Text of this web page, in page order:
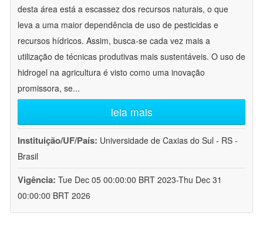
desta área está a escassez dos recursos naturais, o que
leva a uma maior dependência de uso de pesticidas e
recursos hídricos. Assim, busca-se cada vez mais a
utilização de técnicas produtivas mais sustentáveis. O uso de
hidrogel na agricultura é visto como uma inovação
promissora, se...
leia mais
Instituição/UF/País: Universidade de Caxias do Sul - RS -
Brasil
Vigência: Tue Dec 05 00:00:00 BRT 2023-Thu Dec 31
00:00:00 BRT 2026